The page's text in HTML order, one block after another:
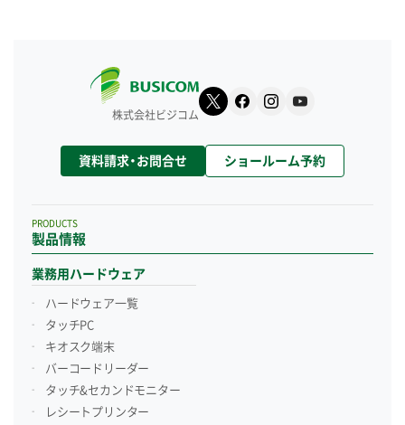
株式会社ビジコム
資料請求・お問合せ ショールーム予約
製品情報
PRODUCTS
業務用ハードウェア
ハードウェア一覧
タッチPC
キオスク端末
バーコードリーダー
タッチ&セカンドモニター
レシートプリンター